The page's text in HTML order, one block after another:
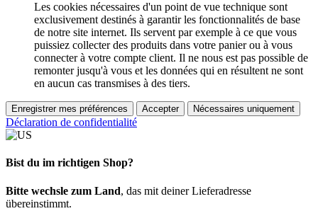
Les cookies nécessaires d'un point de vue technique sont
exclusivement destinés à garantir les fonctionnalités de base
de notre site internet. Ils servent par exemple à ce que vous
puissiez collecter des produits dans votre panier ou à vous
connecter à votre compte client. Il ne nous est pas possible de
remonter jusqu'à vous et les données qui en résultent ne sont
en aucun cas transmises à des tiers.
Enregistrer mes préférences Accepter Nécessaires uniquement
Déclaration de confidentialité
Bist du im richtigen Shop?
Bitte wechsle zum Land, das mit deiner Lieferadresse
übereinstimmt.